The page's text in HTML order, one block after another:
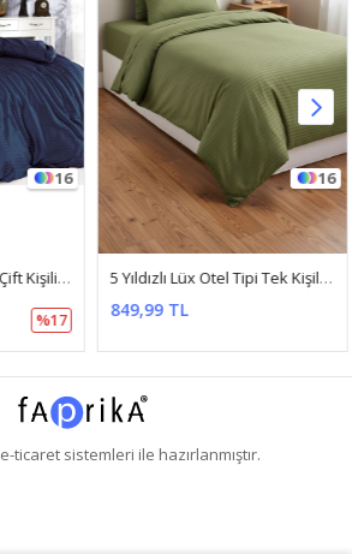
16
5 Yıldızlı Lüx Otel Tipi Çift Kişilik Lastikli Çizgili Pamuk Saten Nevresim Takımı Lacivert
%17
16
5 Yıldızlı Lüx Otel Tipi Tek Kişilik Lastikli Çizgili Pamuk Saten Nevresim Takımı Haki
849,99 TL
e-ticaretsistemleri ile hazırlanmıştır.